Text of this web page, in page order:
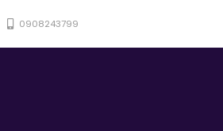
0908243799